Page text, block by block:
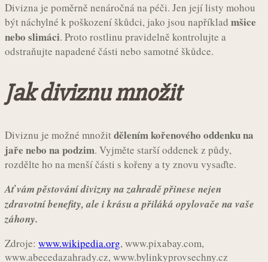
Divizna je poměrně nenáročná na péči. Jen její listy mohou
být náchylné k poškození škůdci, jako jsou například mšice
nebo slimáci. Proto rostlinu pravidelně kontrolujte a
odstraňujte napadené části nebo samotné škůdce.
Jak diviznu množit
Diviznu je možné množitdělením kořenového oddenku na
jaře nebo na podzim. Vyjměte starší oddenek z půdy,
rozdělte ho na menší části s kořeny a ty znovu vysaďte.
Ať vám pěstování divizny na zahradě přinese nejen
zdravotní benefity, ale i krásu a přiláká opylovače na vaše
záhony.
Zdroje: www.wikipedia.org, www.pixabay.com,
www.abecedazahrady.cz, www.bylinkyprovsechny.cz